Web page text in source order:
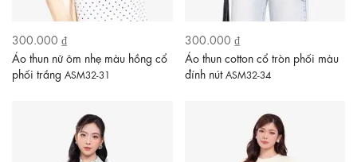
300.000 ₫
Áo thun nữ ôm nhẹ màu hồng cổ
phối trắng ASM32-31
300.000 ₫
Áo thun cotton cổ tròn phối màu
đính nút ASM32-34